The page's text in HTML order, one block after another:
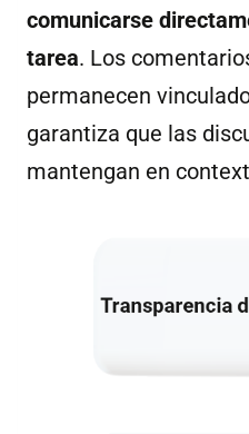
comunicarse
tarea. Los
permanecen
garantiza que las
mantengan en